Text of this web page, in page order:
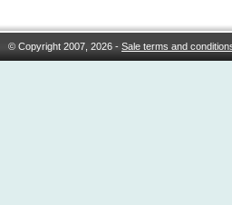
© Copyright 2007, 2026 -Sale terms and